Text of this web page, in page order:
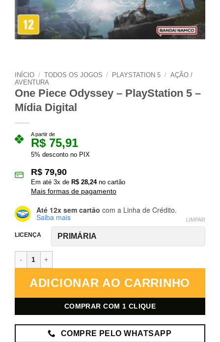
INÍCIO / TODOS OS JOGOS / PLAYSTATION 5 / AÇÃO /
AVENTURA
One Piece Odyssey – PlayStation 5 –
Mídia Digital
A partir de
R$ 75,91
5% desconto no PIX
R$ 79,90
Em até 3x de R$ 28,24no cartão
Mais formas de pagamento
Até 12x sem cartão com a Linha de Crédito.
Saiba mais
LICENÇA
LIMPAR
ADICIONAR AO CARRINHO
COMPRAR COM 1 CLIQUE
COMPRE PELO WHATSAPP